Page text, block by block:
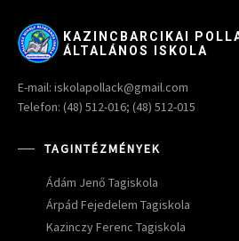
KAZINCBARCIKAI
ÁLTALÁNOS ISKOLA
E-mail: iskolapollack@gmail.com
Telefon: (48) 512-016; (48) 512-015
TAGINTÉZMÉNYEK
Ádám Jenő Tagiskola
Árpád Fejedelem Tagiskola
Kazinczy Ferenc Tagiskola